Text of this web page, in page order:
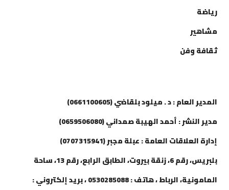
رياضة
مشاهير
ثقافة وفن
المدير العام : د . ميلود بلقاضي (0661100605)
مدير النشر : أحمد الهيبة صمداني (0659506080)
إدارة العلاقات العامة : عبلة مجبر (0707315941)
بلبريس، رقم 6، زنقة بيروت، الطابق الرابع، رقم 13، ساحة
المامونية، الرباط ، هاتف : 0530285088 ، بريد إلكتروني :